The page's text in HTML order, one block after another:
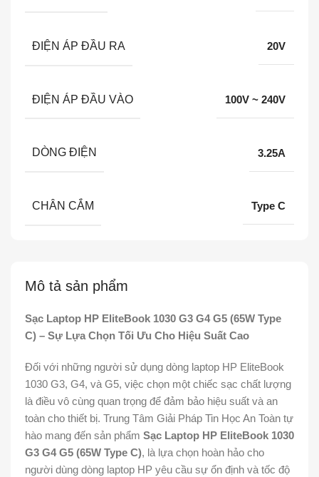
Mô tả sản phẩm
Sạc Laptop HP EliteBook 1030 G3 G4 G5 (65W Type
C) – Sự Lựa Chọn Tối Ưu Cho Hiệu Suất Cao
Đối với những người sử dụng dòng laptop HP EliteBook
1030 G3, G4, và G5, việc chọn một chiếc sạc chất lượng
là điều vô cùng quan trọng để đảm bảo hiệu suất và an
toàn cho thiết bị. Trung Tâm Giải Pháp Tin Học An Toàn tự
hào mang đến sản phẩm Sạc Laptop HP EliteBook 1030
G3 G4 G5 (65W Type C), là lựa chọn hoàn hảo cho
người dùng dòng laptop HP yêu cầu sự ổn định và tốc độ
ĐIỆN ÁP ĐẦU RA 20V
ĐIỆN ÁP ĐẦU VÀO 100V ~ 240V
DÒNG ĐIỆN 3.25A
CHÂN CẮM Type C